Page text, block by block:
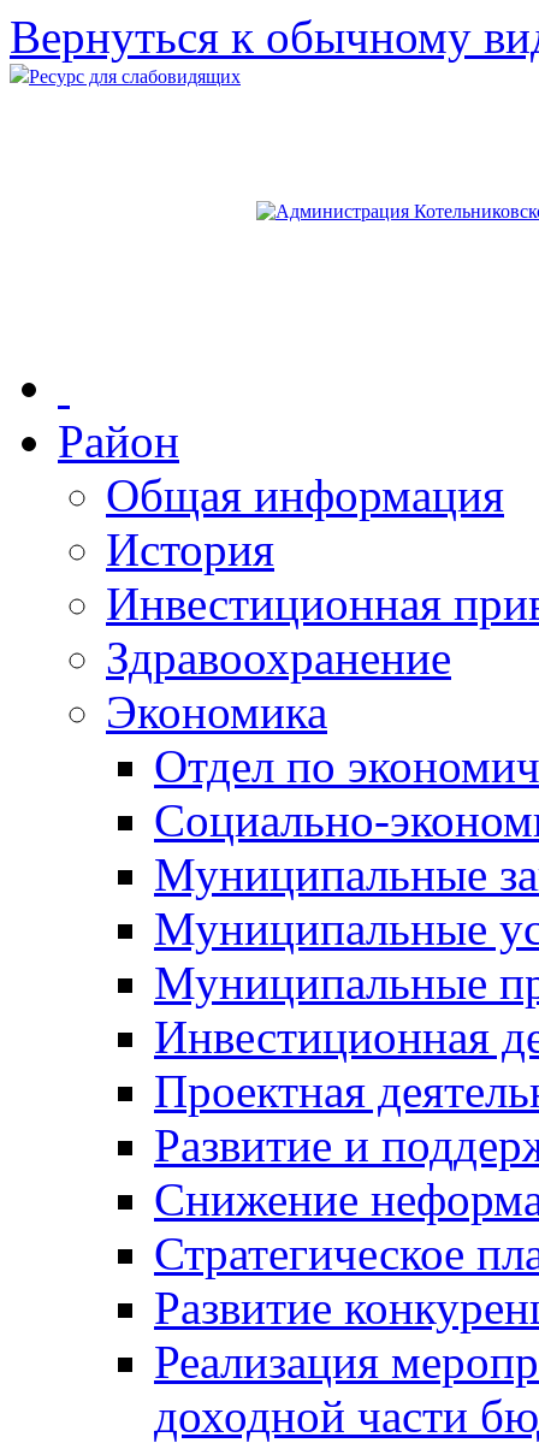
Вернуться к обычному
Ресурс для слабовидящих
Район
Общая информация
История
Инвестиционная
Здравоохранение
Экономика
Отдел по
Социально-
Муниципальные
Муниципальные
Муниципальные
Инвестиционная
Проектная
Развитие и
Снижение
Стратегическое
Развитие
Реализация
доходной части